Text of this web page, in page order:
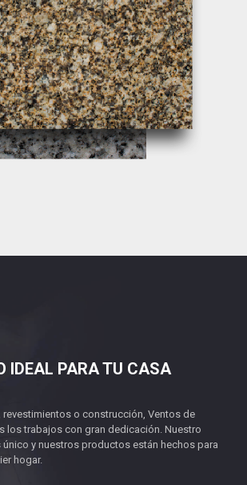
IDEAL PARA TU CASA
o construcción, Ventos de
los trabajos con gran dedicación. Nuestro
único y nuestros productos están hechos para
hogar.